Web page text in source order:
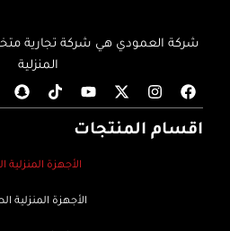
شركة العمودي هي شركة تجارية
المنزلية
اقسام المنتجات
الأجهزة المنزلية
الأجهزة المنزلية